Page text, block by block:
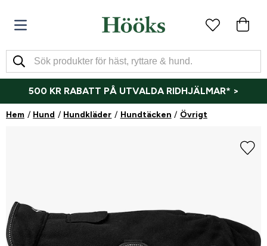
500 KR RABATT PÅ UTVALDA RIDHJÄLMAR* >
Hem Hund Hundkläder Hundtäcken Övrigt